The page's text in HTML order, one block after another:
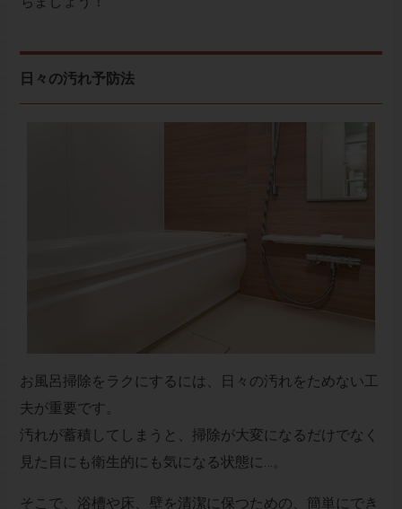
日々の汚れ予防法
お風呂掃除をラクにするには、日々の汚れをためない工
夫が重要です。
汚れが蓄積してしまうと、掃除が大変になるだけでなく
見た目にも衛生的にも気になる状態に…。
そこで、浴槽や床、壁を清潔に保つための、簡単にでき